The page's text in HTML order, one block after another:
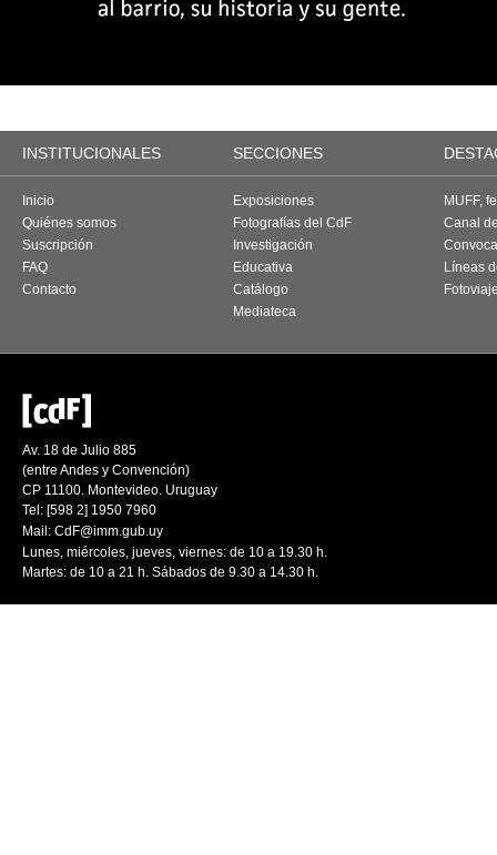
INSTITUCIONALES SECCIONES
Inicio
Quiénes somos
Suscripción
FAQ
Contacto
Exposiciones
Fotografías del CdF
Investigación
Educativa
Catálogo
Mediateca
MUFF,
Canal
Líneas
Av. 18 de Julio 885
(entre Andes y Convención)
CP 11100. Montevideo. Uruguay
Tel: [598 2] 1950 7960
Mail: CdF@imm.gub.uy
Lunes, miércoles, jueves, viernes: de 10 a 19.30 h.
Martes: de 10 a 21 h. Sábados de 9.30 a 14.30 h.